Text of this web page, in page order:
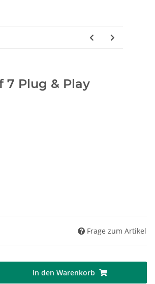
7 Plug & Play
Frage zum Artikel
In den Warenkorb